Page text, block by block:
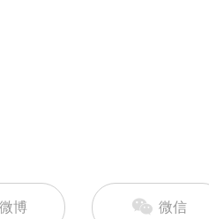
微博 微信